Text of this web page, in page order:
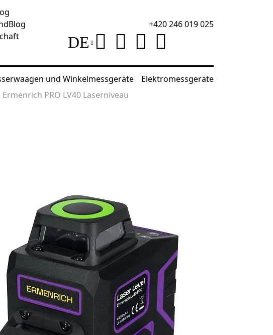
Blog
+420 246 019 025
DE
und Winkelmessgeräte
Elektromessgeräte
Ermenrich PRO LV40 Laserniveau